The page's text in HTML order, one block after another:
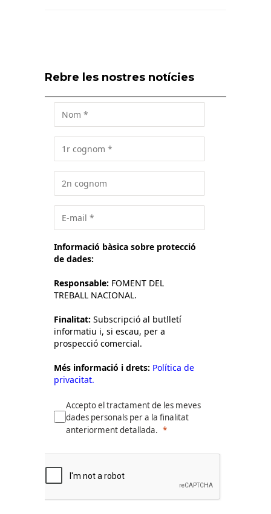
Rebre les nostres notícies
Informació bàsica sobre protecció
de dades:
Responsable: FOMENT DEL
TREBALL NACIONAL.
Finalitat: Subscripció al butlletí
informatiu i, si escau, per a
prospecció comercial.
Més informació i drets: Política de
privacitat.
Accepto el tractament de les meves
dades personals per a la finalitat
anteriorment detallada.